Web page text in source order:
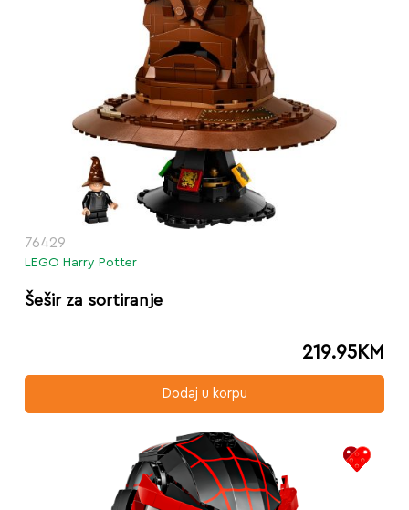
76429
LEGO Harry Potter
Šešir za sortiranje
219.95KM
Dodaj u korpu